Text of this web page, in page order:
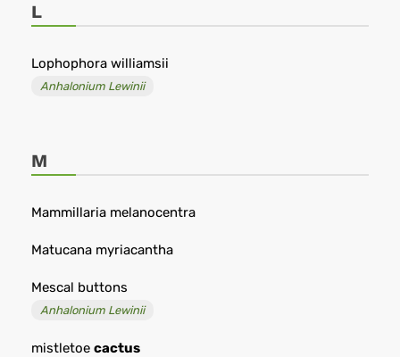
L
Lophophora williamsii
Anhalonium Lewinii
M
Mammillaria melanocentra
Matucana myriacantha
Mescal buttons
Anhalonium Lewinii
mistletoe cactus